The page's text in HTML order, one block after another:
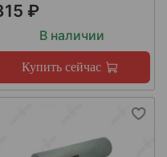
₽
В наличии
Купить сейчас